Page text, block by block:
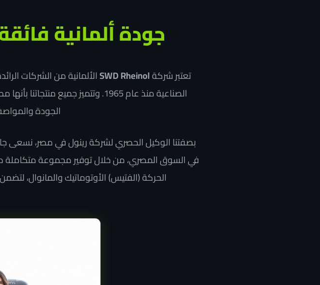
جودة ألمانية
تعتبر شركةSWD Rheinolالألمانية من الشركات
الصناعية منذ عام 1965. وتتميز
الجودة
بصفتنا الوكيل الحصري لشركة رينول في مصر، نسعى
في السوق المصري، من خلال توفير مجموعة متكاملة من
الحركة (الفتيس) الأوتوماتيك والمانوال،